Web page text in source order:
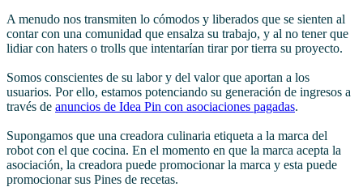
A menudo nos transmiten lo cómodos y liberados que se sienten al
contar con una comunidad que ensalza su trabajo, y al no tener que
lidiar con haters o trolls que intentarían tirar por tierra su proyecto.
Somos conscientes de su labor y del valor que aportan a los
usuarios. Por ello, estamos potenciando su generación de ingresos a
través de anuncios de Idea Pin con asociaciones pagadas.
Supongamos que una creadora culinaria etiqueta a la marca del
robot con el que cocina. En el momento en que la marca acepta la
asociación, la creadora puede promocionar la marca y esta puede
promocionar sus Pines de recetas.